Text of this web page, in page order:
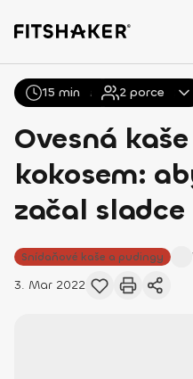
Všechny Recepty
Ovesná
kokosem:
začal sladce
Snídaňové kaše a pudingy
3. Mar 2022
15 min 2 porce